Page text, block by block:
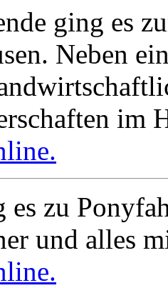
ging es
Neben
im
es zu
und alles